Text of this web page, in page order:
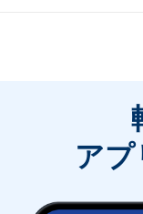
アプ